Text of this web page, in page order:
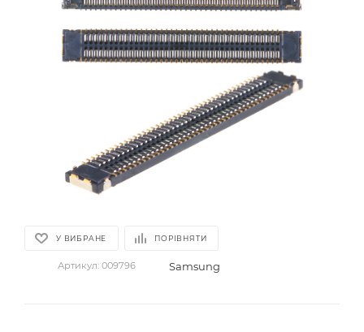
У ВИБРАНЕ ПОРІВНЯТИ
Артикул: 009796 Samsung